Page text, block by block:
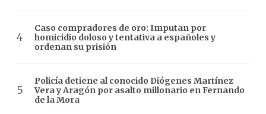
Caso compradores de oro: Imputan por
homicidio doloso y tentativa a españoles y
ordenan su prisión
Policía detiene al conocido Diógenes Martínez
Vera y Aragón por asalto millonario en Fernando
de la Mora